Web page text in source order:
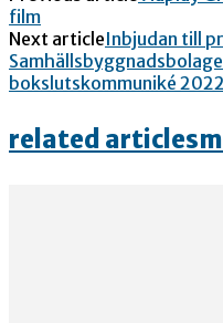
film
Next articleInbjudan till
bokslutskommuniké 2022
related articles